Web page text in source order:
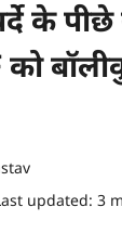
के
को
updated: 3